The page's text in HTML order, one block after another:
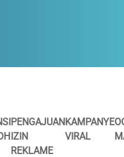
PENGAJUAN
IZIN
REKLAME
KAMPANYE
VIRAL